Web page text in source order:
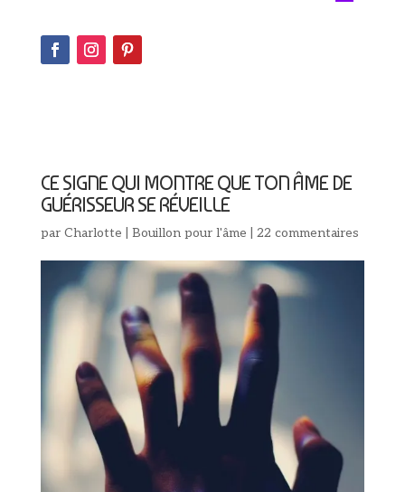
CE SIGNE QUI MONTRE QUE TON ÂME DE
GUÉRISSEUR SE RÉVEILLE
par Charlotte Bouillon pour l'âme 22 commentaires